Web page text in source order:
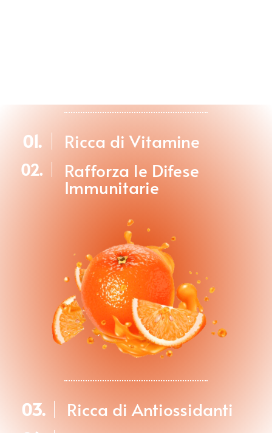
01. Ricca di Vitamine
02. Rafforza le Difese
Immunitarie
03.
Ricca di Antiossidanti